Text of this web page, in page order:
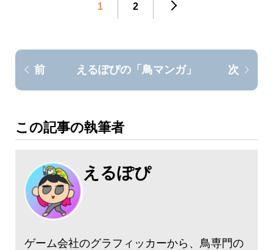
1 2
前 えるぽぴの「鳥マンガ」 次
この記事の執筆者
えるぽぴ
ゲーム会社のグラフィッカーから、鳥専門の